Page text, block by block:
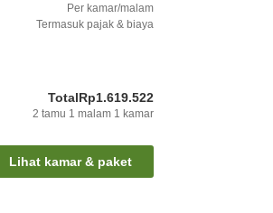
Per kamar/malam
Termasuk pajak & biaya
TotalRp1.619.522
2 tamu 1 malam 1 kamar
Lihat kamar & paket